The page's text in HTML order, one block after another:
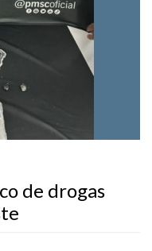
de drogas